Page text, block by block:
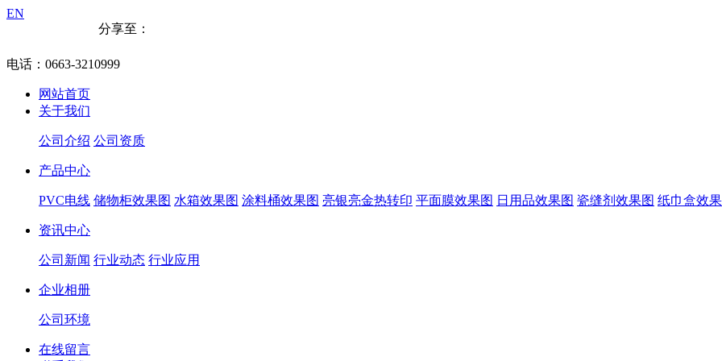
EN
分享至：
电话：0663-3210999
网站首页
关于我们
公司介绍 公司资质
产品中心
PVC电线 储物柜效果图 水箱效果图 涂料桶效果图 亮银亮金热转印 平面膜效果图 日用品效果图 瓷缝剂效果图 纸巾盒效
资讯中心
公司新闻 行业动态 行业应用
企业相册
公司环境
在线留言